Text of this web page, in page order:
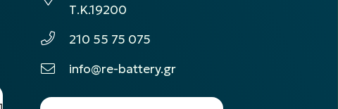
Τ.Κ.19200
210 55 75 075
info@re-battery.gr